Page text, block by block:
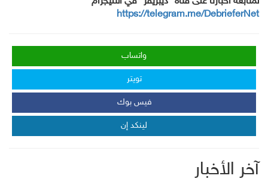
https://telegram.me/DebrieferNet
واتساب
تويتر
فيس بوك
لينكد إن
آخر الأخبار